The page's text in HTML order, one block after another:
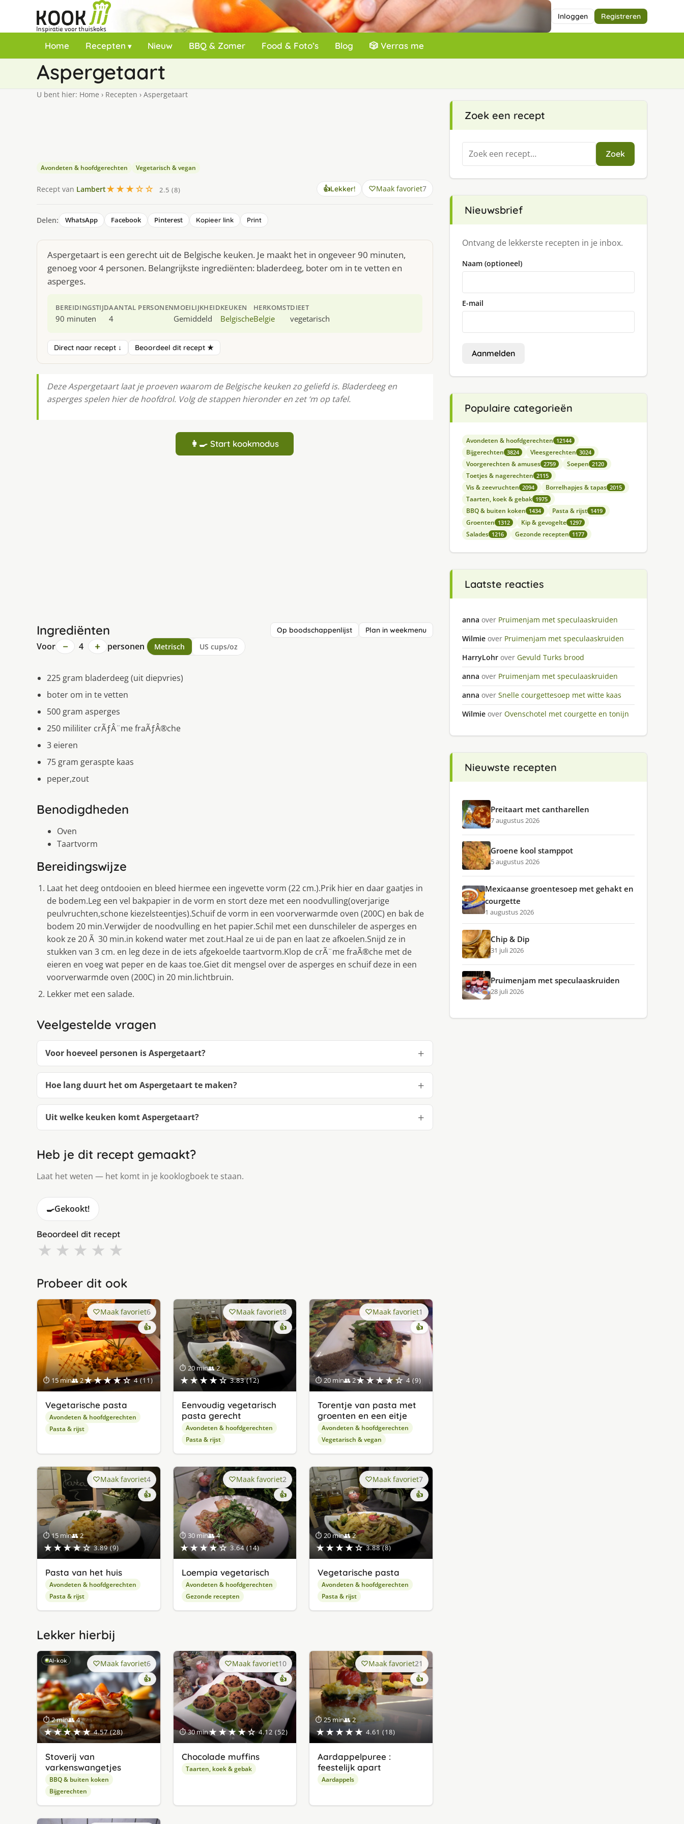
Inloggen Registreren
Home Recepten Nieuw BBQ & Zomer Food & Foto’s Blog 🎲 Verras me
Aspergetaart
U bent hier: Home › Recepten › Aspergetaart
Avondeten & hoofdgerechten Vegetarisch & vegan
Recept van Lambert★★★☆☆ 2.5 (8) 👍Lekker! Maak favoriet7
Delen: WhatsApp Facebook Pinterest Kopieer link Print
Aspergetaart is een gerecht uit de Belgische keuken. Je maakt het in ongeveer 90 minuten,
genoeg voor 4 personen. Belangrijkste ingrediënten: bladerdeeg, boter om in te vetten en
asperges.
BEREIDINGSTIJD
90 minuten
AANTAL PERSONEN
4
MOEILIJKHEID
Gemiddeld
KEUKEN
Belgische
HERKOMST
Belgie
DIEET
vegetarisch
Direct naar recept ↓ Beoordeel dit recept ★
Deze Aspergetaart laat je proeven waarom de Belgische keuken zo geliefd is. Bladerdeeg en
asperges spelen hier de hoofdrol. Volg de stappen hieronder en zet ‘m op tafel.
👩‍🍳 Start kookmodus
Ingrediënten Op boodschappenlijst Plan in weekmenu
Voor − 4 + personen Metrisch US cups/oz
225 gram bladerdeeg (uit diepvries)
boter om in te vetten
500 gram asperges
250 mililiter crÃƒÂ¨me fraÃƒÂ®che
3 eieren
75 gram geraspte kaas
peper,zout
Benodigdheden
Oven
Taartvorm
Bereidingswijze
Laat het deeg ontdooien en bleed hiermee een ingevette vorm (22 cm.).Prik hier en daar gaatjes in
de bodem.Leg een vel bakpapier in de vorm en stort deze met een noodvulling(overjarige
peulvruchten,schone kiezelsteentjes).Schuif de vorm in een voorverwarmde oven (200C) en bak de
bodem 20 min.Verwijder de noodvulling en het papier.Schil met een dunschileler de asperges en
kook ze 20 Ã 30 min.in kokend water met zout.Haal ze ui de pan en laat ze afkoelen.Snijd ze in
stukken van 3 cm. en leg deze in de iets afgekoelde taartvorm.Klop de crÃ¨me fraÃ®che met de
eieren en voeg wat peper en de kaas toe.Giet dit mengsel over de asperges en schuif deze in een
voorverwarmde oven (200C) in 20 min.lichtbruin.
Lekker met een salade.
Veelgestelde vragen
Voor hoeveel personen is Aspergetaart?
Hoe lang duurt het om Aspergetaart te maken?
Uit welke keuken komt Aspergetaart?
Heb je dit recept gemaakt?
Laat het weten — het komt in je kooklogboek te staan.
🍳Gekookt!
Beoordeel dit recept
★ ★ ★ ★ ★
Probeer dit ook
⏱ 15 min👥 2★★★★☆ 4 (11)
Maak favoriet6
👍
Vegetarische pasta
Avondeten & hoofdgerechten
Pasta & rijst
⏱ 20 min👥 2
★★★★☆ 3.83 (12)
Maak favoriet8
👍
Eenvoudig vegetarisch
pasta gerecht
Avondeten & hoofdgerechten
Pasta & rijst
⏱ 20 min👥 2★★★★☆ 4 (9)
Maak favoriet1
👍
Torentje van pasta met
groenten en een eitje
Avondeten & hoofdgerechten
Vegetarisch & vegan
⏱ 15 min👥 2
★★★★☆ 3.89 (9)
Maak favoriet4
👍
Pasta van het huis
Avondeten & hoofdgerechten
Pasta & rijst
⏱ 30 min👥 4
★★★★☆ 3.64 (14)
Maak favoriet2
👍
Loempia vegetarisch
Avondeten & hoofdgerechten
Gezonde recepten
⏱ 20 min👥 2
★★★★☆ 3.88 (8)
Maak favoriet7
👍
Vegetarische pasta
Avondeten & hoofdgerechten
Pasta & rijst
Lekker hierbij
AI-kok
⏱ 2 min👥 4
★★★★★ 4.57 (28)
Maak favoriet6
👍
Stoverij van
varkenswangetjes
BBQ & buiten koken
Bijgerechten
⏱ 30 min★★★★☆ 4.12 (52)
Maak favoriet10
👍
Chocolade muffins
Taarten, koek & gebak
⏱ 25 min👥 2
★★★★★ 4.61 (18)
Maak favoriet21
👍
Aardappelpuree :
feestelijk apart
Aardappels
Zoek een recept
Zoeken
naar:
Zoek
Nieuwsbrief
Ontvang de lekkerste recepten in je inbox.
Naam (optioneel)
E-mail
Aanmelden
Populaire categorieën
Avondeten & hoofdgerechten 12144
Bijgerechten 3824 Vleesgerechten 3024
Voorgerechten & amuses 2759 Soepen 2120
Toetjes & nagerechten 2115
Vis & zeevruchten 2094 Borrelhapjes & tapas 2015
Taarten, koek & gebak 1975
BBQ & buiten koken 1434 Pasta & rijst 1419
Groenten 1312 Kip & gevogelte 1297
Salades 1216 Gezonde recepten 1177
Laatste reacties
anna over Pruimenjam met speculaaskruiden
Wilmie over Pruimenjam met speculaaskruiden
HarryLohr over Gevuld Turks brood
anna over Pruimenjam met speculaaskruiden
anna over Snelle courgettesoep met witte kaas
Wilmie over Ovenschotel met courgette en tonijn
Nieuwste recepten
Preitaart met cantharellen
7 augustus 2026
Groene kool stamppot
5 augustus 2026
Mexicaanse groentesoep met gehakt en
courgette
1 augustus 2026
Chip & Dip
31 juli 2026
Pruimenjam met speculaaskruiden
28 juli 2026